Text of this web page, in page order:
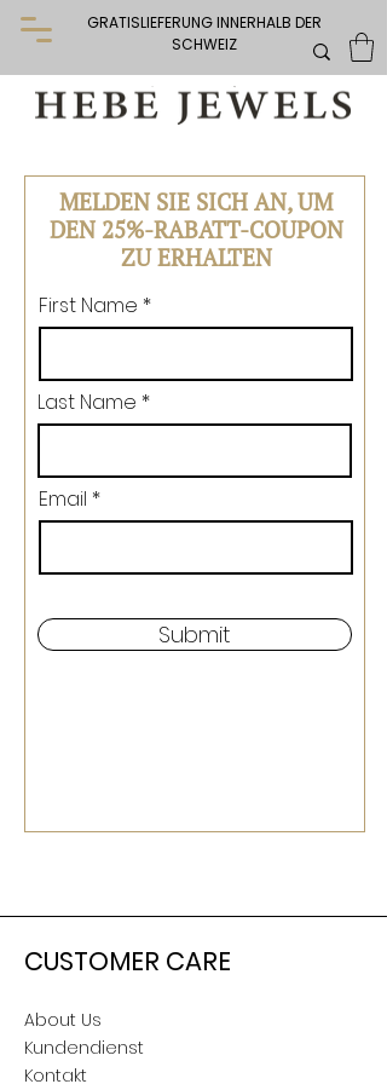
GRATISLIEFERUNG INNERHALB DER
SCHWEIZ
MELDEN SIE SICH AN, UM
DEN 25%-RABATT-COUPON
ZU ERHALTEN
First Name
Last Name
Email
Submit
CUSTOMER CARE
About Us
Kundendienst
Kontakt